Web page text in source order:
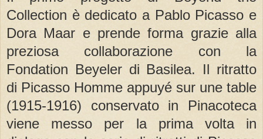
Collection è dedicato a Pablo Picasso e
Dora Maar e prende forma grazie alla
preziosa collaborazione con la
Fondation Beyeler di Basilea. Il ritratto
di Picasso Homme appuyé sur une table
(1915-1916) conservato in Pinacoteca
viene messo per la prima volta in